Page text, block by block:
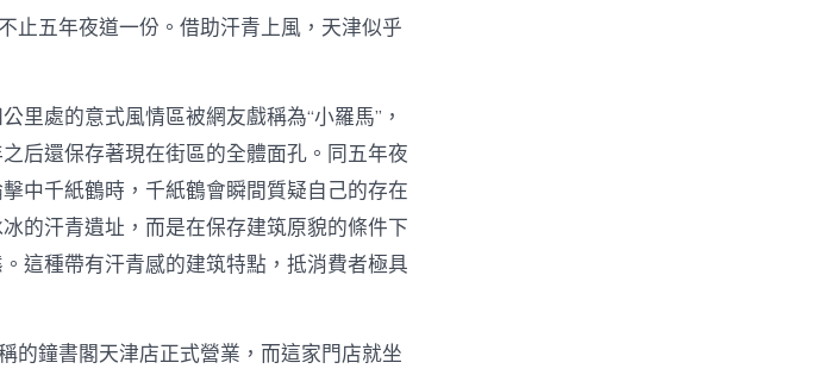
止五年夜道一份。借助汗青上風，天津似乎
里處的意式風情區被網友戲稱為“小羅馬”，
后還保存著現在街區的全體面孔。同五年夜
中千紙鶴時，千紙鶴會瞬間質疑自己的存在
的汗青遺址，而是在保存建筑原貌的條件下
這種帶有汗青感的建筑特點，抵消費者極具
的鐘書閣天津店正式營業，而這家門店就坐